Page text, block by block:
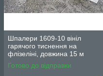
Шпалери 1609-10 вініл
гарячого тиснення на
флізеліні, довжина 15 м
ширина 1.06 м = 5 смуг по 3
м
Готово до відправки